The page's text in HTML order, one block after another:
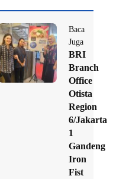
Baca
Juga
BRI
Branch
Office
Otista
Region
6/Jakarta
1
Gandeng
Iron
Fist